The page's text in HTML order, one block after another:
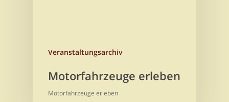
Veranstaltungsarchiv
Motorfahrzeuge erleben
Motorfahrzeuge erleben